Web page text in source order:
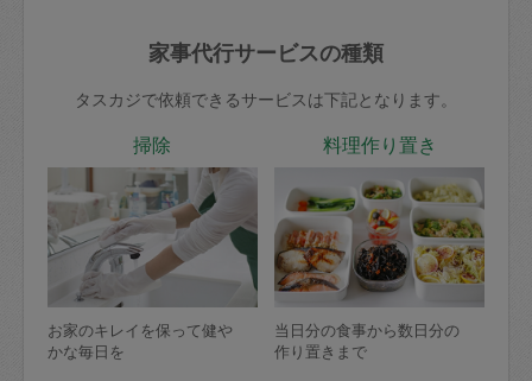
家事代行サービスの種類
タスカジで依頼できるサービスは下記となります。
掃除
お家のキレイを保って健や
かな毎日を
料理作り置き
当日分の食事から数日分の
作り置きまで